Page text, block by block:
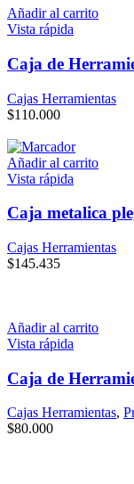
Añadir al carrito
Vista rápida
Caja de
Cajas Herramientas
$110.000
Añadir al carrito
Vista rápida
Caja metalica
Cajas Herramientas
$145.435
Añadir al carrito
Vista rápida
Caja de
Cajas Herramientas,
$80.000